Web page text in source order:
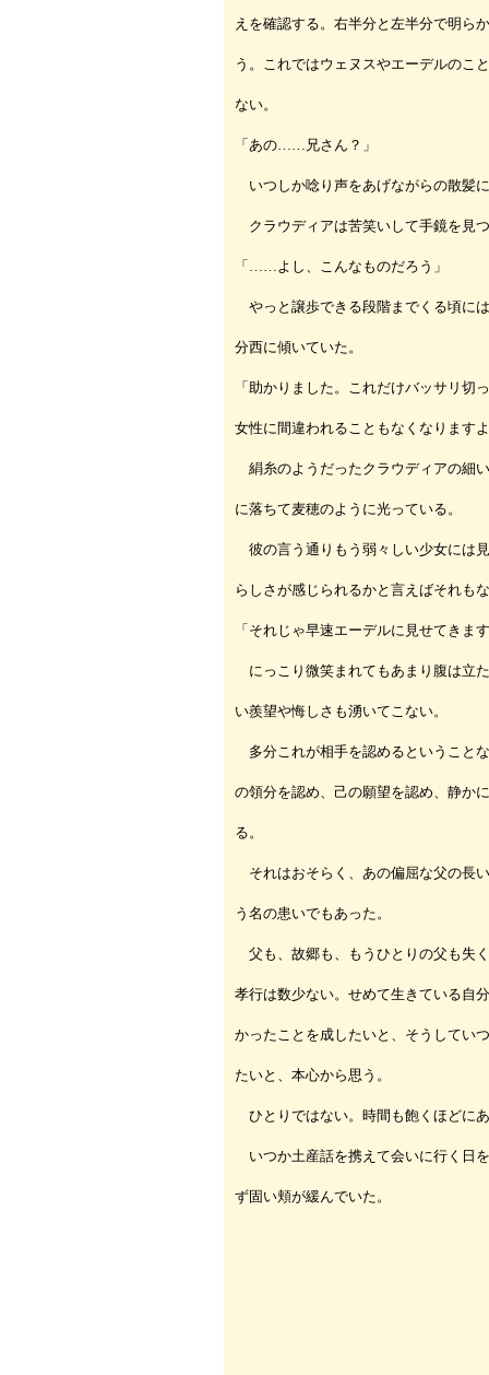
えを確認する。右半分と左半分で明ら
う。これではウェヌスやエーデルのこ
ない。
「あの……兄さん？」
いつしか唸り声をあげながらの散髪
クラウディアは苦笑いして手鏡を見
「……よし、こんなものだろう」
やっと譲歩できる段階までくる頃に
分西に傾いていた。
「助かりました。これだけバッサリ切
女性に間違われることもなくなります
絹糸のようだったクラウディアの細
に落ちて麦穂のように光っている。
彼の言う通りもう弱々しい少女には
らしさが感じられるかと言えばそれも
「それじゃ早速エーデルに見せてきま
にっこり微笑まれてもあまり腹は立
い羨望や悔しさも湧いてこない。
多分これが相手を認めるということ
の領分を認め、己の願望を認め、静か
る。
それはおそらく、あの偏屈な父の長
う名の患いでもあった。
父も、故郷も、もうひとりの父も失
孝行は数少ない。せめて生きている自
かったことを成したいと、そうしてい
たいと、本心から思う。
ひとりではない。時間も飽くほどに
いつか土産話を携えて会いに行く日
ず固い頬が緩んでいた。